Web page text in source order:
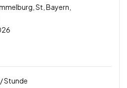
St, Bayern,
/ Stunde